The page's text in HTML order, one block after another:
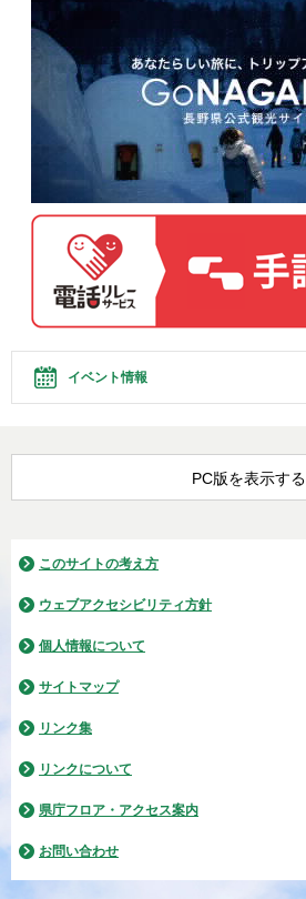
イベント情報
PC版を表示する
このサイトの考え方
ウェブアクセシビリティ方針
個人情報について
サイトマップ
リンク集
リンクについて
県庁フロア・アクセス案内
お問い合わせ